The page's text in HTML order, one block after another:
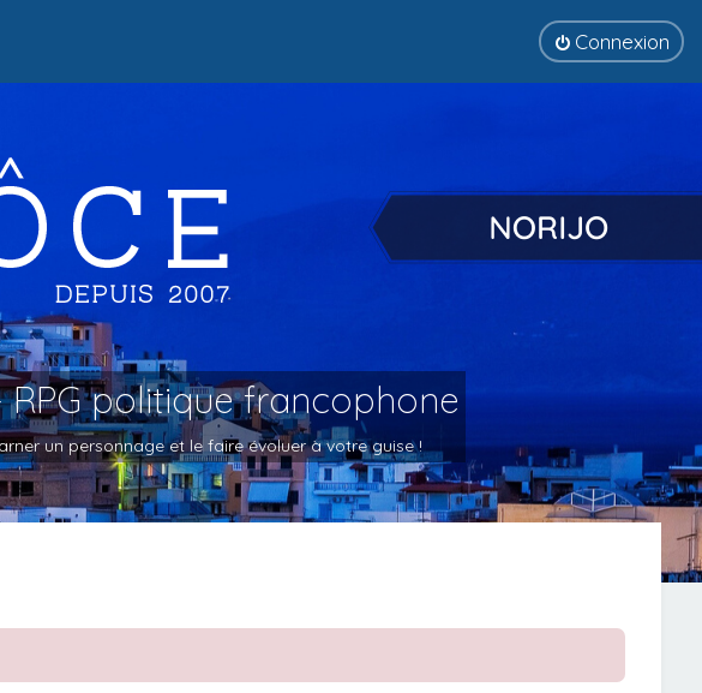
Connexion
politique francophone
un personnage et le faire évoluer à votre guise !